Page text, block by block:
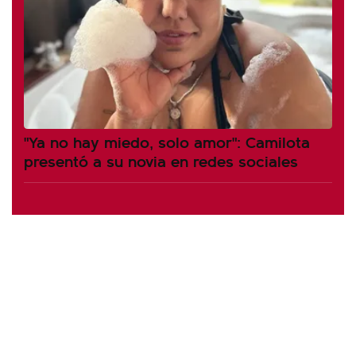
"Ya no hay miedo, solo amor": Camilota
presentó a su novia en redes sociales